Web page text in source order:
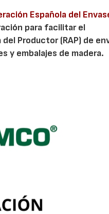
Española del
para facilitar el
Productor (RAP) de
y embalajes de madera.